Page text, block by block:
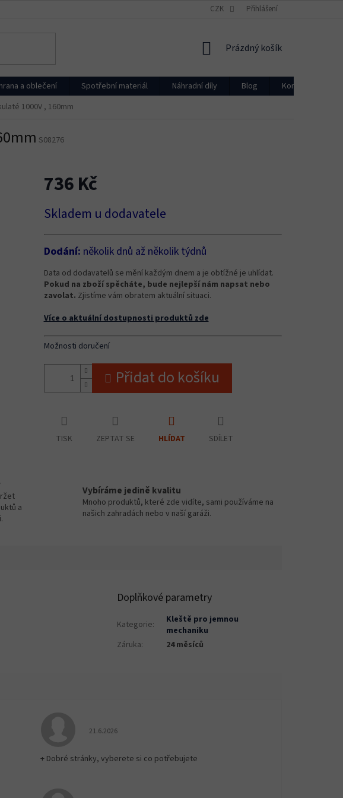
CZK Přihlášení
NÁKUPNÍ
Prázdný košík
a oblečení Spotřební materiál Náhradní díly Blog
Kontakty
1000V , 160mm
S08276
736 Kč
cena:
Skladem u dodavatele
Dodání: několik dnů až několik týdnů
Data od dodavatelů se mění každým dnem a je obtížné je uhlídat.
Pokud na zboží spěcháte, bude nejlepší nám napsat nebo
zavolat. Zjistíme vám obratem aktuální situaci.
Více o aktuální dostupnosti produktů zde
Možnosti doručení
Přidat do košíku
TISK ZEPTAT SE HLÍDAT SDÍLET
a
Vybíráme jedině kvalitu
Mnoho produktů, které zde vidíte, sami používáme na
našich zahradách nebo v naší garáži.
Doplňkové parametry
Kategorie:
Kleště pro jemnou
mechaniku
Záruka: 24 měsíců
Hodnocení obchodu je 5 z 5 hvězdiček.
21.6.2026
+ Dobré stránky, vyberete si co potřebujete